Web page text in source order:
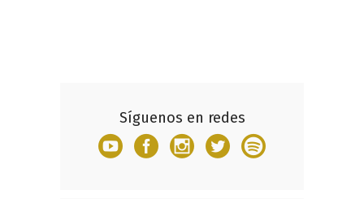
Síguenos en redes